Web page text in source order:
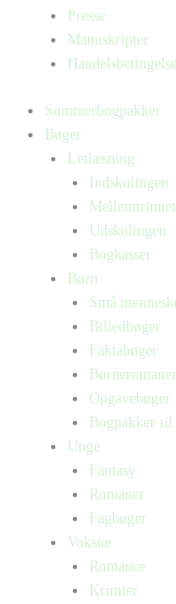
Presse
Manuskripter
Sommerbogpakker
Bøger
Letlæsning
Indskolingen
Mellemtrinnet
Udskolingen
Bogkasser
Børn
Små
Billedbøger
Faktabøger
Børneromaner
Opgavebøger
Bogpakker til
Unge
Fantasy
Romaner
Fagbøger
Voksne
Romance
Krimier